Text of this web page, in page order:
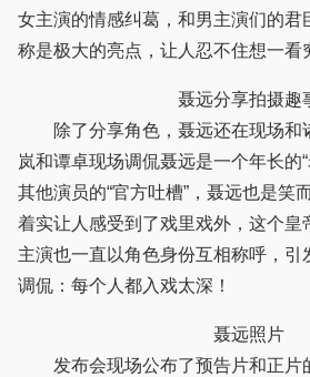
女主演的情感纠葛，和男主演们的君
称是极大的亮点，让人忍不住想一看
聂远分享拍摄趣
除了分享角色，聂远还在现场和
岚和谭卓现场调侃聂远是一个年长的
其他演员的“官方吐槽”，聂远也是笑
着实让人感受到了戏里戏外，这个皇
主演也一直以角色身份互相称呼，引
调侃：每个人都入戏太深！
聂远照片
发布会现场公布了预告片和正片